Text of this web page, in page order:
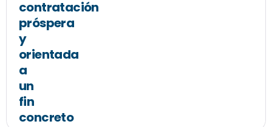
contratación
próspera
y
orientada
a
un
fin
concreto